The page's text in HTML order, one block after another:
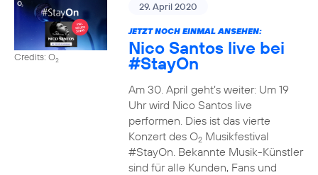
Credits: O2
29. April 2020
JETZT NOCH EINMAL ANSEHEN:
Nico Santos live bei
#StayOn
Am 30. April geht’s weiter: Um 19
Uhr wird Nico Santos live
performen. Dies ist das vierte
Konzert des O2Musikfestival
#StayOn. Bekannte Musik-Künstler
sind für alle Kunden, Fans und